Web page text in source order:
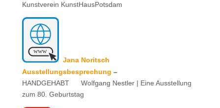
Kunstverein KunstHausPotsdam
Jana Noritsch
Ausstellungsbesprechung –
HANDGEHABT Wolfgang Nestler | Eine Ausstellung
zum 80. Geburtstag